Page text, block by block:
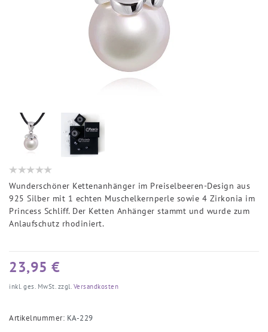
Wunderschöner Kettenanhänger im Preiselbeeren-Design aus
925 Silber mit 1 echten Muschelkernperle sowie 4 Zirkonia im
Princess Schliff. Der Ketten Anhänger stammt und wurde zum
Anlaufschutz rhodiniert.
23,95 €
inkl. ges. MwSt. zzgl. Versandkosten
Artikelnummer: KA-229